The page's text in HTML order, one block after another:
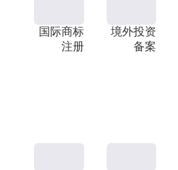
国际商标
注册
境外投资
备案